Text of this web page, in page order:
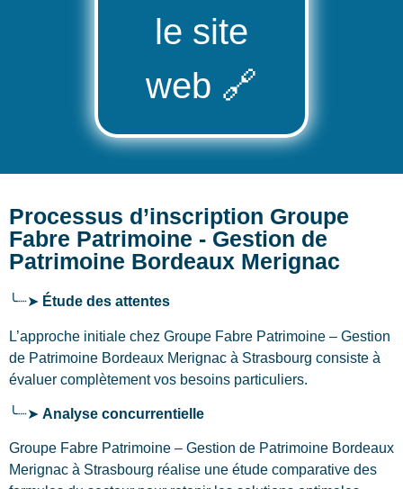
le site
web 🔗
Processus d’inscription Groupe
Fabre Patrimoine - Gestion de
Patrimoine Bordeaux Merignac
╰┈➤ Étude des attentes
L’approche initiale chez Groupe Fabre Patrimoine – Gestion
de Patrimoine Bordeaux Merignac à Strasbourg consiste à
évaluer complètement vos besoins particuliers.
╰┈➤ Analyse concurrentielle
Groupe Fabre Patrimoine – Gestion de Patrimoine Bordeaux
Merignac à Strasbourg réalise une étude comparative des